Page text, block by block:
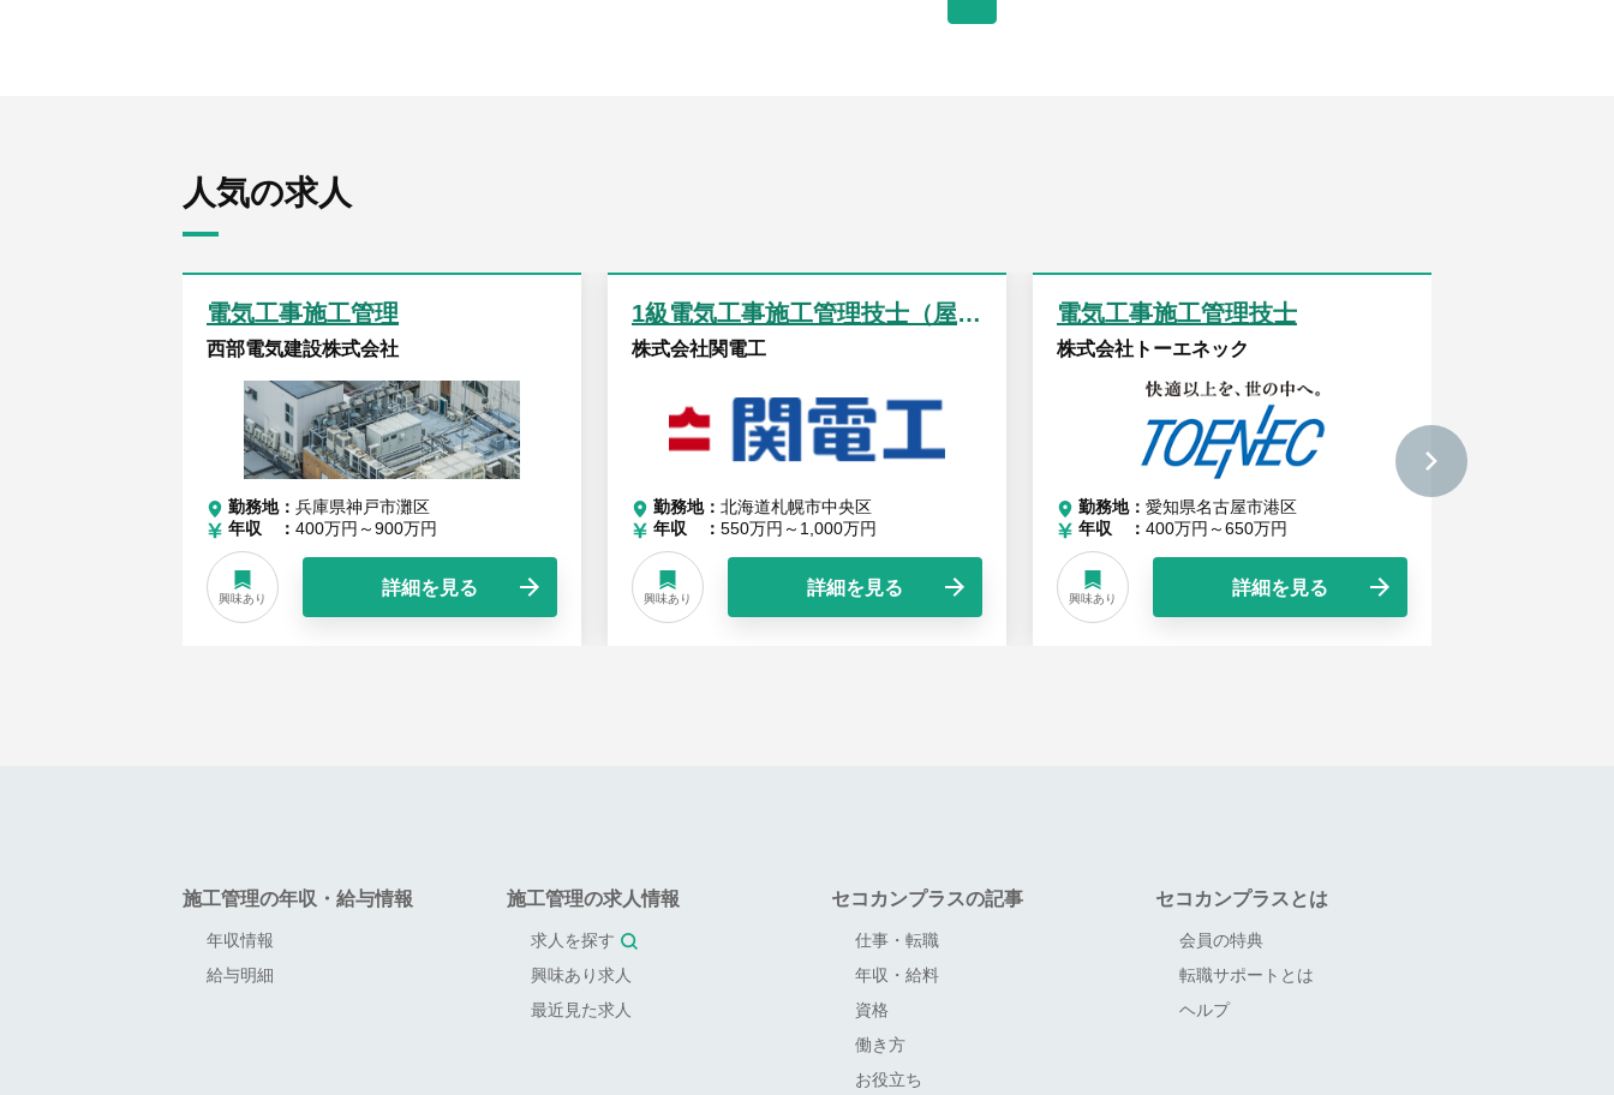
人気の求人
電気工事施工管理
西部電気建設株式会社
勤務地
兵庫県神戸市灘区
年収
400万円～900万円
興味あり 詳細を見る
1級電気工事施工管理技士（屋内線部門）
株式会社関電工
勤務地
北海道札幌市中央区
年収
550万円～1,000万円
興味あり 詳細を見る
電気工事施工管理技士
株式会社トーエネック
勤務地
愛知県名古屋市港区
年収
400万円～650万円
興味あり 詳細を見る
施工管理の年収・給与情報
年収情報
給与明細
施工管理の求人情報
求人を探す
興味あり求人
最近見た求人
セコカンプラスの記事
仕事・転職
年収・給料
資格
働き方
お役立ち
セコカンプラスとは
会員の特典
転職サポートとは
ヘルプ